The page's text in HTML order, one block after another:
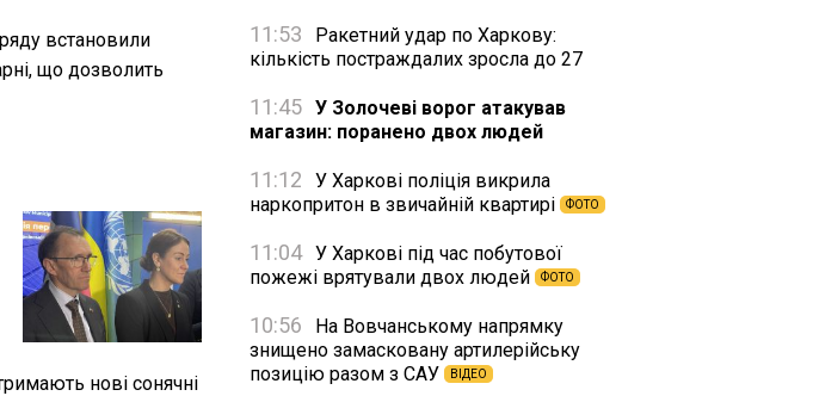
встановили
що дозволить
нові сонячні
11:53
Ракетний удар по Харкову:
кількість постраждалих зросла до 27
11:45 У Золочеві ворог атакував
магазин: поранено двох людей
11:12
У Харкові поліція викрила
наркопритон в звичайній квартирі
ФОТО
11:04 У Харкові під час побутової
пожежі врятували двох людей
ФОТО
10:56
На Вовчанському напрямку
знищено замасковану артилерійську
позицію разом з САУ
ВІДЕО